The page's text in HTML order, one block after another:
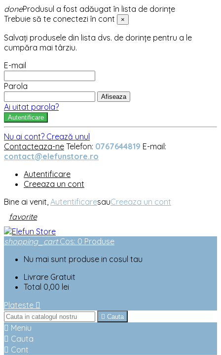
doneProdusul a fost adăugat în lista de dorințe
Trebuie să te conectezi în cont
×
Salvați produsele din lista dvs. de dorințe pentru a le
cumpăra mai târziu.
E-mail
Parola
Afiseaza
Ai uitat parola?
Autentificare
Nu ai cont? Crează unul
Contacteaza-ne Telefon: 0767644819 E-mail:
contact@elefunstore.ro
Autentificare
Creeaza un cont
Bine ai venit, AutentificaresauCreeaza un cont
favorite
shopping_cart Cos: 0 Produse
Nu mai sunt produse in cosul tau
Livrare Gratuit
Total 0,00 lei
Plateste 
 Cauta
 Meniu
 Cauta
 Cont